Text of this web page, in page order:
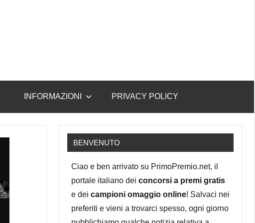
INFORMAZIONI PRIVACY POLICY
BENVENUTO
Ciao e ben arrivato su PrimoPremio.net, il
portale italiano dei concorsi a premi gratis
e dei campioni omaggio online! Salvaci nei
preferiti e vieni a trovarci spesso, ogni giorno